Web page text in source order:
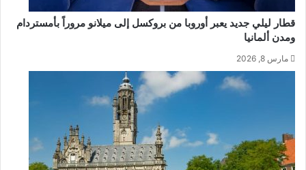
قطار ليلي جديد يعبر أوروبا من بروكسل إلى ميلانو مروراً بأمستردام
ومدن ألمانيا
مارس 8, 2026